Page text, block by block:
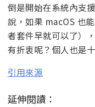
倒是開始在系統內支
說，如果 macOS 也
者套件早就可以了）
有折衷呢？個人也是
引用來源
延伸閱讀：